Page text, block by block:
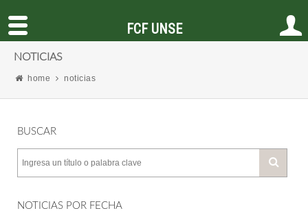
NOTICIAS
home noticias
BUSCAR
NOTICIAS POR FECHA
FCF UNSE